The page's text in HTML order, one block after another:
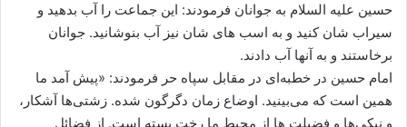
حسین علیه السلام به جوانان فرمودند: این جماعت را آب بدهید و
سیراب شان کنید و به اسب های شان نیز آب بنوشانید. جوانان
برخاستند و به آنها آب دادند.
امام حسین در خطبه‌ای در مقابل سپاه حر فرمودند: «پیش آمد ما
همین است که می‌بینید. اوضاع زمان دگرگون شده. زشتی‌ها آشکار،
و نیکی‌ها و فضیلت ها از محیط ما رخت بسته است. از فضائل